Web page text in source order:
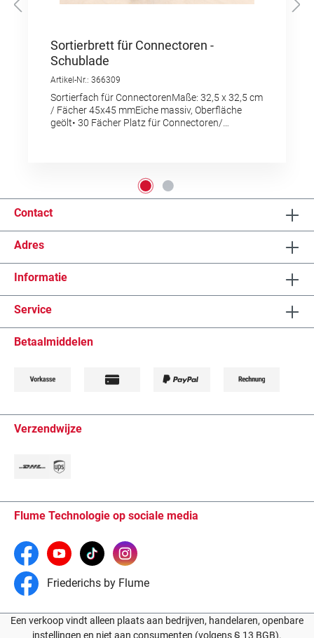
Sortierbrett für Connectoren -
Schublade
Artikel-Nr.: 366309
Sortierfach für ConnectorenMaße: 32,5 x 32,5 cm
/ Fächer 45x45 mmEiche massiv, Oberfläche
geölt• 30 Fächer Platz für Connectoren/
Contact
Adres
Informatie
Service
Betaalmiddelen
Verzendwijze
Flume Technologie op sociale media
Friederichs by Flume
Een verkoop vindt alleen plaats aan bedrijven, handelaren, openbare
instellingen en niet aan consumenten (volgens § 13 BGB).